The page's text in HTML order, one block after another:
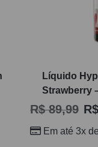
Líquido
Strawberry
R$89,99 R$
Em até 3x